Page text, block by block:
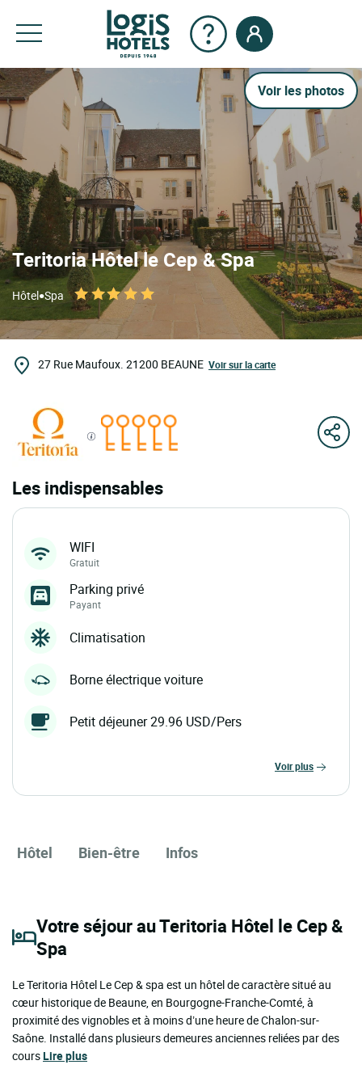
Voir les photos
Teritoria Hôtel le Cep & Spa
Hôtel•Spa
27 Rue Maufoux. 21200 BEAUNE Voir sur la carte
Les indispensables
WIFI
Gratuit
Parking privé
Payant
Climatisation
Borne électrique voiture
Petit déjeuner 29.96 USD/Pers
voir plus
Hôtel Bien-être Infos
Votre séjour au Teritoria Hôtel le Cep &
Spa
Le Teritoria Hôtel Le Cep & spa est un hôtel de caractère situé au
cœur historique de Beaune, en Bourgogne-Franche-Comté, à
proximité des vignobles et à moins d’une heure de Chalon-sur-
Saône. Installé dans plusieurs demeures anciennes reliées par des
coursLire plus